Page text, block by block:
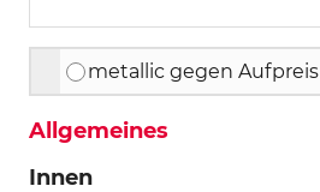
metallic gegen Aufpreis
Allgemeines
Innen